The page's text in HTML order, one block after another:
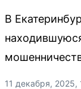
В
11 декабря, 2025,